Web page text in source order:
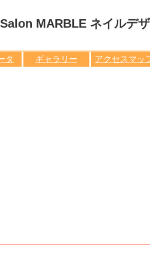
MARBLE ネイルデ
タ ギャラリー アクセスマッ